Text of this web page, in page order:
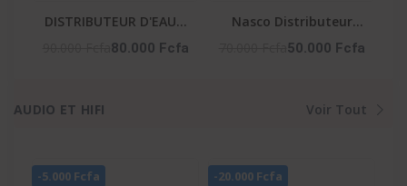
DISTRIBUTEUR D'EAU 3
ROBINETS AVEC
80.000 Fcfa
Nasco Distributeur
D'Eau -NAS-YD200-W /
50.000 Fcfa
AUDIO ET HIFI Voir Tout
-5.000 Fcfa -20.000 Fcfa